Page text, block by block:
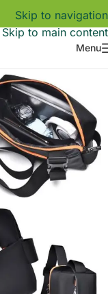
Skip to navigation
Skip to main content
Menu